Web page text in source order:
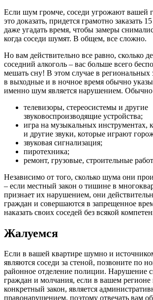
Если шум громче, соседи угрожают вашей
это доказать, придется грамотно заказать
даже угадать время, чтобы замеры
когда соседи шумят. В общем, все сложно.
Но вам действительно все равно, сколько
соседний алкоголь – вас больше всего
мешать сну! В этом случае в региональных
в выходные и в ночное время обычно
именно шум является нарушением. Обычно
телевизоры, стереосистемы и другие
звуковоспроизводящие устройства;
игра на музыкальных инструментах,
и другие звуки, которые играют
звуковая сигнализация;
пиротехника;
ремонт, грузовые, строительные
Независимо от того, сколько шума они
– если местный закон о тишине в
признает их нарушением, они
граждан и совершаются в запрещенное
наказать своих соседей без всякой
Жалуемся
Если в вашей квартире шумно и
являются соседи за стеной, позвоните по
районное отделение полиции. Нарушение
граждан и молчания, если в вашем регионе
конкретный закон, является
правонарушением, поэтому отвечать вам